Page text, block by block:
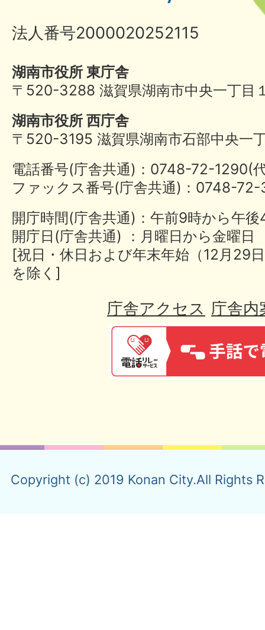
法人番号2000020252115
湖南市役所 東庁舎
〒520-3288 滋賀県湖南市中央一丁目
湖南市役所 西庁舎
〒520-3195 滋賀県湖南市石部中央一
電話番号(庁舎共通)：0748-72-
ファックス番号(庁舎共通)：0748-
開庁時間(庁舎共通)：午前9時から午
開庁日(庁舎共通) ：月曜日から金曜日
[祝日・休日および年末年始（12月29
を除く]
庁舎アクセス 庁舎内
Copyright (c) 2019 Konan City.All Rights